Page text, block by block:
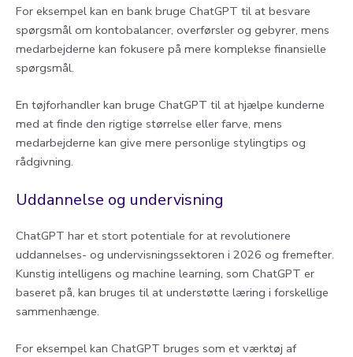
For eksempel kan en bank bruge ChatGPT til at besvare
spørgsmål om kontobalancer, overførsler og gebyrer, mens
medarbejderne kan fokusere på mere komplekse finansielle
spørgsmål.
En tøjforhandler kan bruge ChatGPT til at hjælpe kunderne
med at finde den rigtige størrelse eller farve, mens
medarbejderne kan give mere personlige stylingtips og
rådgivning.
Uddannelse og undervisning
ChatGPT har et stort potentiale for at revolutionere
uddannelses- og undervisningssektoren i 2026 og fremefter.
Kunstig intelligens og machine learning, som ChatGPT er
baseret på, kan bruges til at understøtte læring i forskellige
sammenhænge.
For eksempel kan ChatGPT bruges som et værktøj af